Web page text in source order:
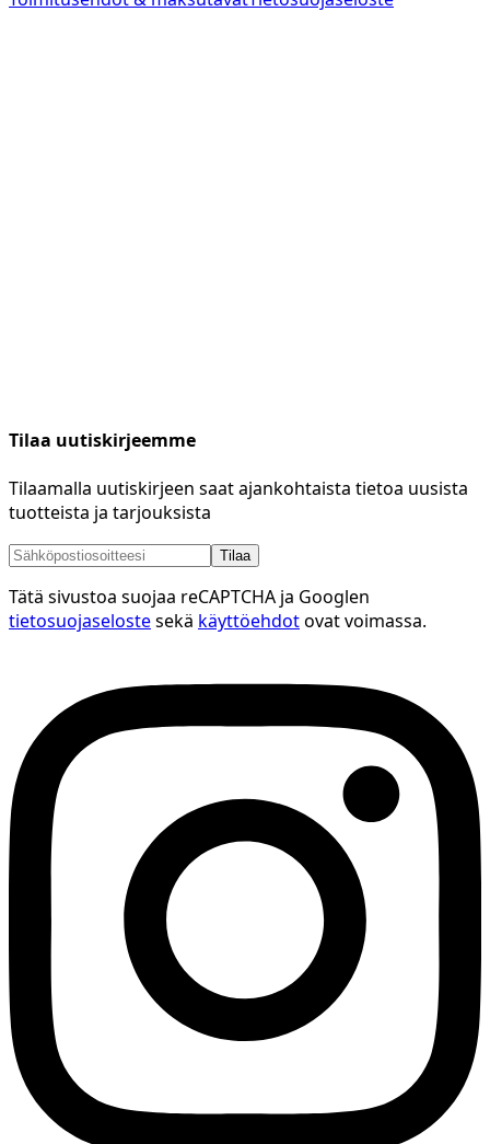
Tilaa uutiskirjeemme
Tilaamalla uutiskirjeen saat ajankohtaista tietoa uusista
tuotteista ja tarjouksista
Tilaa
Tätä sivustoa suojaa reCAPTCHA ja Googlen
tietosuojaselostesekä käyttöehdotovat voimassa.